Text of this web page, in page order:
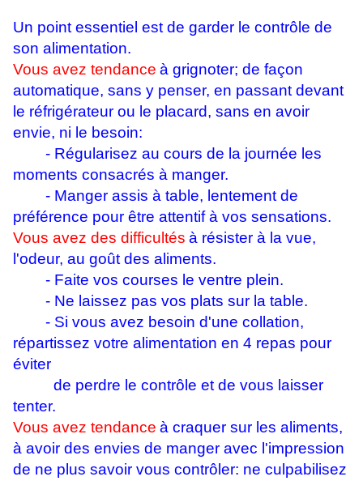
Un point essentiel est de garder le contrôle de
son alimentation.
Vous avez tendance à grignoter; de façon
automatique, sans y penser, en passant devant
le réfrigérateur ou le placard, sans en avoir
envie, ni le besoin:
- Régularisez au cours de la journée les
moments consacrés à manger.
- Manger assis à table, lentement de
préférence pour être attentif à vos sensations.
Vous avez des difficultés à résister à la vue,
l'odeur, au goût des aliments.
- Faite vos courses le ventre plein.
- Ne laissez pas vos plats sur la table.
- Si vous avez besoin d'une collation,
répartissez votre alimentation en 4 repas pour
éviter
de perdre le contrôle et de vous laisser
tenter.
Vous avez tendance à craquer sur les aliments,
à avoir des envies de manger avec l'impression
de ne plus savoir vous contrôler: ne culpabilisez